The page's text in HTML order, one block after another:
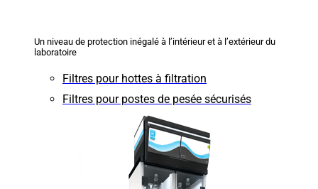
Un niveau de protection inégalé à l’intérieur et à l’extérieur du
laboratoire
Filtres pour hottes à filtration
Filtres pour postes de pesée sécurisés